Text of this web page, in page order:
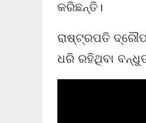
କରିଛନ୍ତି।
ରାଷ୍ଟ୍ରପତି
ଧରି ରହିଥିବା